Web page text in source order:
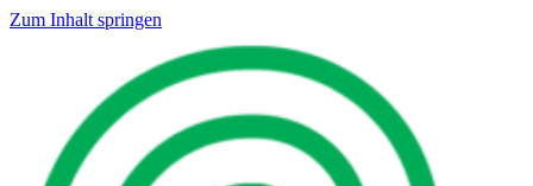
Zum Inhalt springen